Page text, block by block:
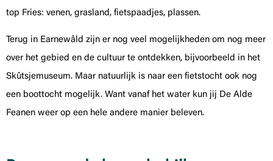
top Fries: venen, grasland, fietspaadjes, plassen.
Terug in Earnewâld zijn er nog veel mogelijkheden om nog meer
over het gebied en de cultuur te ontdekken, bijvoorbeeld in het
Skûtsjemuseum. Maar natuurlijk is naar een fietstocht ook nog
een boottocht mogelijk. Want vanaf het water kun jij De Alde
Feanen weer op een hele andere manier beleven.